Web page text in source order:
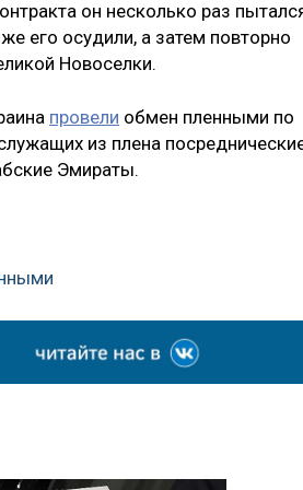
он несколько раз
его осудили, а затем повторно
Новоселки.
провели обмен пленными по
из плена
Эмираты.